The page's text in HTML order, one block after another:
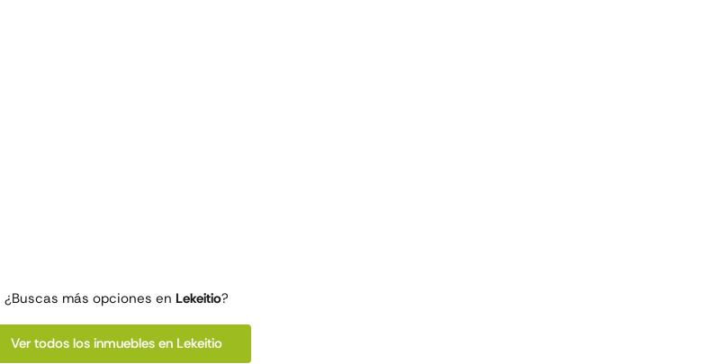
¿Buscas más opciones en Lekeitio?
Ver todos los inmuebles en Lekeitio